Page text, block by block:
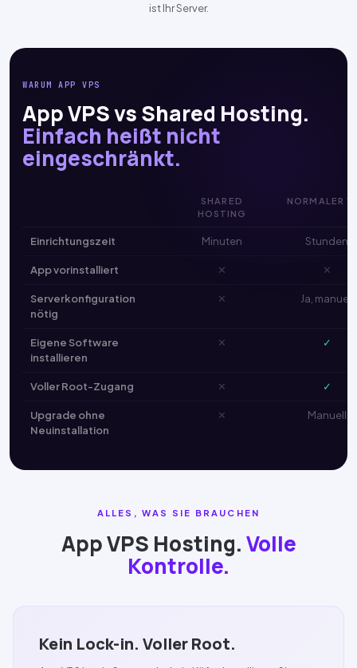
ist Ihr Server.
WARUM APP VPS
App VPS vs Shared Hosting.
Einfach heißt nicht
eingeschränkt.
SHARED
HOSTING
NORMALER
Einrichtungszeit Minuten Stunden
App vorinstalliert ✕ ✕
Serverkonfiguration
nötig
✕ Ja, manuell
Eigene Software
installieren
✕ ✓
Voller Root-Zugang ✕ ✓
Upgrade ohne
Neuinstallation
✕ Manuell
ALLES, WAS SIE BRAUCHEN
App VPS Hosting.Volle
Kontrolle.
Kein Lock-in. Voller Root.